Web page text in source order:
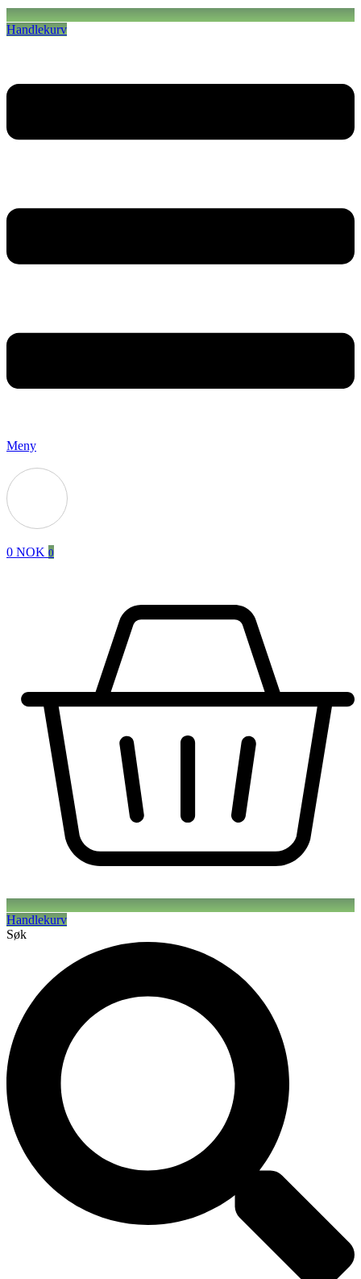
Handlekurv
Meny
0 NOK 0
Handlekurv
Søk